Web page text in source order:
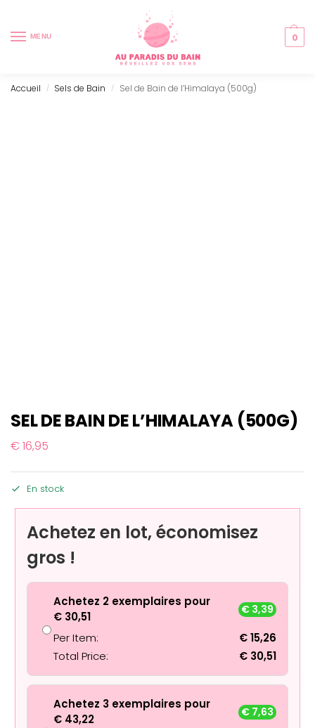
MENU 0
Accueil / Sels de Bain / Sel de Bain de l’Himalaya (500g)
SEL DE BAIN DE L’HIMALAYA (500G)
€16,95
En stock
Achetez en lot, économisez
gros !
Achetez 2 exemplaires pour
€ 30,51
€ 3,39
Per Item: €15,26
Total Price:
€ 30,51
Achetez 3 exemplaires pour
€ 43,22
€ 7,63